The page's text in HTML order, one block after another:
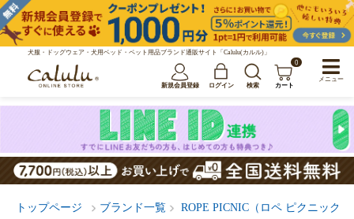
犬服・ドッグウェア・犬用ベッド・ペット用品ブランド通販サイト「Calulu(カルル)」
新規会員登録 ログイン 検索
0
カート
トップページ ブランド一覧 ROPE PICNIC（ロペ ピクニック）
メニュー